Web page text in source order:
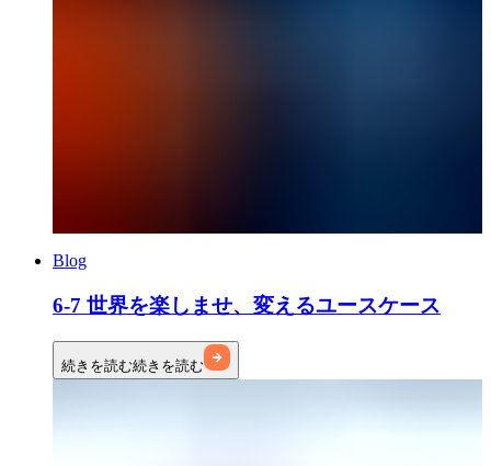
Blog
6-7 世界を楽しませ、変えるユースケース
続きを読む続きを読む